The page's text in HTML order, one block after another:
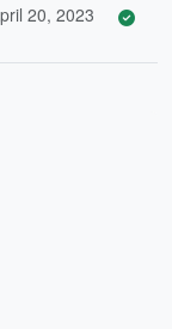
20, 2023